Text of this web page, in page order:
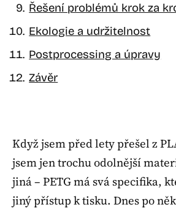
Řešení problémů krok za
Ekologie a udržitelnost
Postprocessing a úpravy
Závěr
Když jsem před lety přešel z
jsem jen trochu odolnější
jiná – PETG má svá specifika,
jiný přístup k tisku. Dnes po